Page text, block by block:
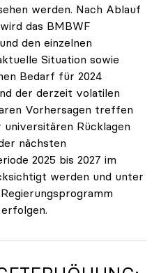
werden. Nach Ablauf
das BMBWF
den einzelnen
Situation sowie
Bedarf für 2024
der derzeit volatilen
Vorhersagen treffen
universitären Rücklagen
nächsten
2025 bis 2027 im
werden und unter